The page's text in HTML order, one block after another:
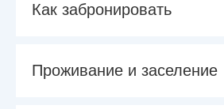
Как забронировать
Проживание и заселение